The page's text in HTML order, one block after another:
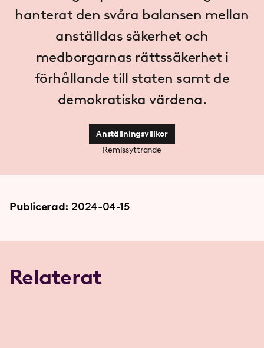
hanterat den svåra balansen mellan
anställdas säkerhet och
medborgarnas rättssäkerhet i
förhållande till staten samt de
demokratiska värdena.
Anställningsvillkor
Remissyttrande
Publicerad: 2024-04-15
Relaterat